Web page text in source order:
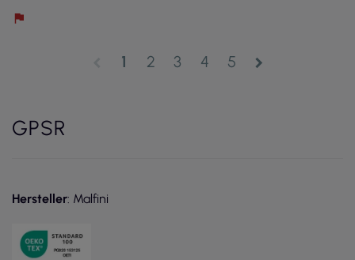
1 2 3 4 5 chevron_right
GPSR
Hersteller: Malfini